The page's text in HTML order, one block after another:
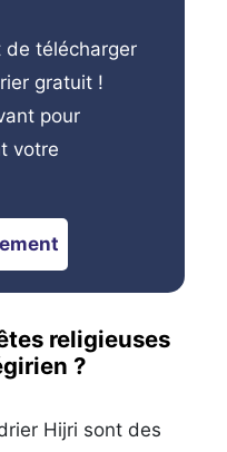
de télécharger
gratuit !
pour
votre
religieuses
?
Hijri sont des